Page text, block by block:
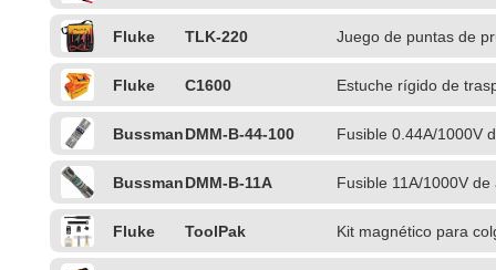
Fluke TLK-220 Juego de puntas de
Fluke C1600 Estuche rígido de
BussmanDMM-B-44-100 Fusible 0.44A/1000V
BussmanDMM-B-11A Fusible 11A/1000V
Fluke ToolPak Kit magnético para